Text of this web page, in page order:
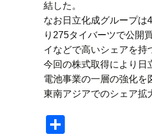
結した。
なお日立化成グループは
り275タイバーツで公開
イなどで高いシェアを持
今回の株式取得により日
電池事業の一層の強化を
東南アジアでのシェア拡